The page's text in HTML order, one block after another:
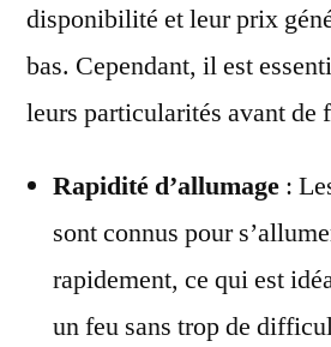
disponibilité et leur prix
bas. Cependant, il est
leurs particularités avant de
Rapidité d’allumage :
sont connus pour
rapidement, ce qui est
un feu sans trop de